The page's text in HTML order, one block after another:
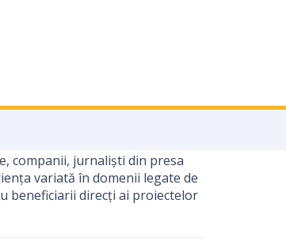
companii, jurnaliști din presa
variată în domenii legate de
beneficiarii direcți ai proiectelor